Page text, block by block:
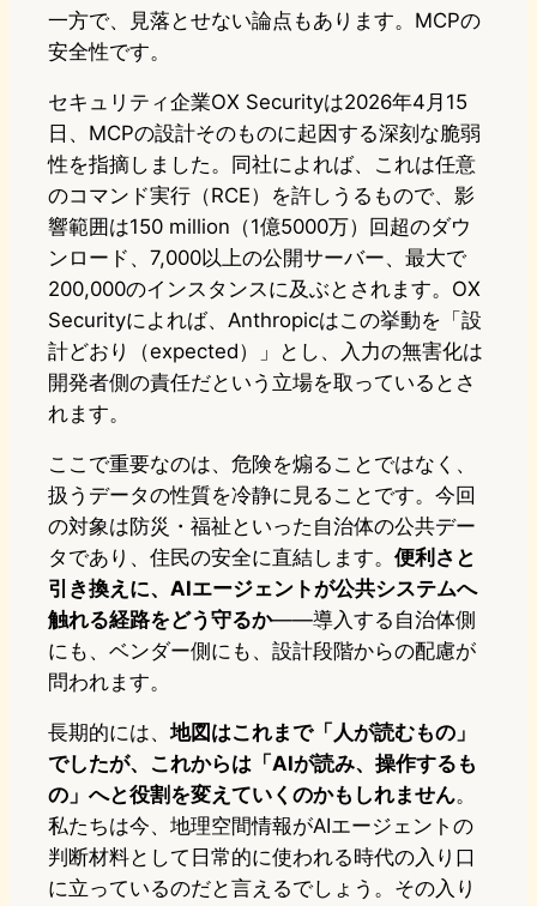
一方で、見落とせない論点もあります。MCPの
安全性です。
セキュリティ企業OX Securityは2026年4月15
日、MCPの設計そのものに起因する深刻な脆弱
性を指摘しました。同社によれば、これは任意
のコマンド実行（RCE）を許しうるもので、影
響範囲は150 million（1億5000万）回超のダウ
ンロード、7,000以上の公開サーバー、最大で
200,000のインスタンスに及ぶとされます。OX
Securityによれば、Anthropicはこの挙動を「設
計どおり（expected）」とし、入力の無害化は
開発者側の責任だという立場を取っているとさ
れます。
ここで重要なのは、危険を煽ることではなく、
扱うデータの性質を冷静に見ることです。今回
の対象は防災・福祉といった自治体の公共デー
タであり、住民の安全に直結します。 便利さと
引き換えに、AIエージェントが公共システムへ
触れる経路をどう守るか——導入する自治体側
にも、ベンダー側にも、設計段階からの配慮が
問われます。
長期的には、 地図はこれまで「人が読むもの」
でしたが、これからは「AIが読み、操作するも
の」へと役割を変えていくのかもしれません。
私たちは今、地理空間情報がAIエージェントの
判断材料として日常的に使われる時代の入り口
に立っているのだと言えるでしょう。その入り